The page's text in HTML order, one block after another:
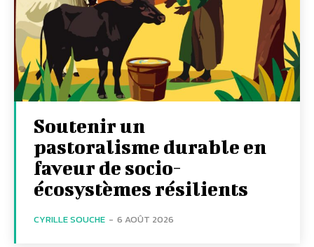
Soutenir un
pastoralisme durable en
faveur de socio-
écosystèmes résilients
CYRILLE SOUCHE - 6 AOÛT 2026